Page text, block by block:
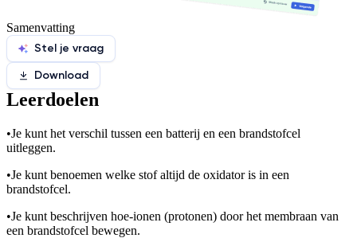
Samenvatting
Stel je vraag
Download
Leerdoelen
•Je kunt het verschil tussen een batterij en een brandstofcel
uitleggen.
•Je kunt benoemen welke stof altijd de oxidator is in een
brandstofcel.
•Je kunt beschrijven hoe-ionen (protonen) door het membraan van
een brandstofcel bewegen.